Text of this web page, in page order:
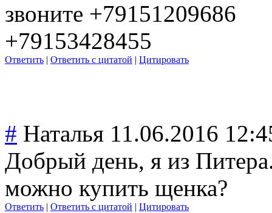
звоните +79151209686
+79153428455
Ответить | Ответить с цитатой | Цитировать
# Наталья 11.06.2016
Добрый день, я из
можно купить щенка?
Ответить | Ответить с цитатой | Цитировать